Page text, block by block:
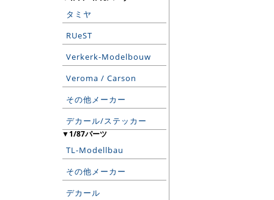
タミヤ
RUeST
Verkerk-Modelbouw
Veroma / Carson
その他メーカー
デカール/ステッカー
▼1/87パーツ
TL-Modellbau
その他メーカー
デカール